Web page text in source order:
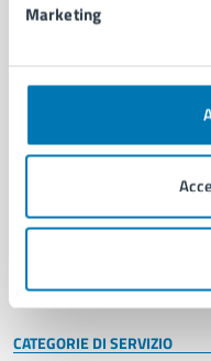
Marketing
AMMINISTRAZIONE
Organi di governo
Enti e fondazioni
Personale amministrativo
Intranet, posta aziendale
CATEGORIE DI SERVIZIO